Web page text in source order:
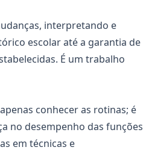
interpretando e
escolar até a garantia de
É um trabalho
conhecer as rotinas; é
no desempenho das funções
em técnicas e